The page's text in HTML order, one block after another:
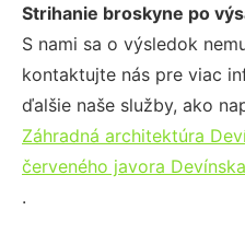
Strihanie broskyne po
S nami sa o výsledok
kontaktujte nás pre viac
ďalšie naše služby, ako
Záhradná architektúra
červeného javora
.